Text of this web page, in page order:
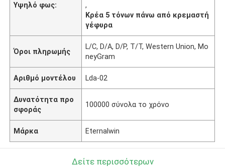
Υψηλό φως:
,
Κρέα 5 τόνων πάνω από κρεμαστή
γέφυρα
Όροι πληρωμής
L/C, D/A, D/P, T/T, Western Union, Mo
neyGram
Αριθμό μοντέλου Lda-02
Δυνατότητα προ
σφοράς
100000 σύνολα το χρόνο
Μάρκα Eternalwin
Δείτε περισσότερων